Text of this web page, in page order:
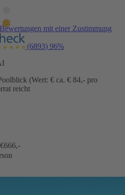
mit einer Zustimmung
(6893) 96%
(Wert: € ca. € 84,- pro
reicht
666,-